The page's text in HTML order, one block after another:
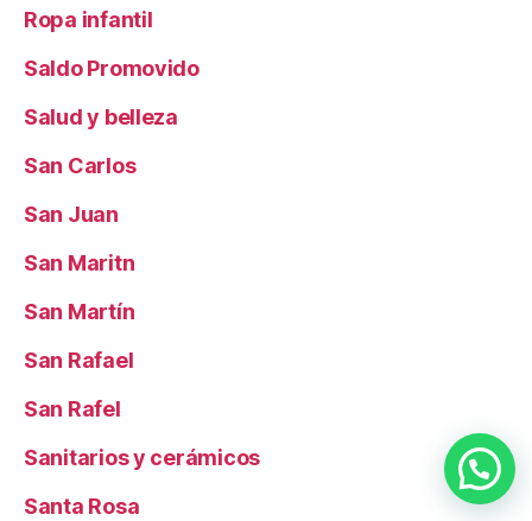
Ropa infantil
Saldo Promovido
Salud y belleza
San Carlos
San Juan
San Maritn
San Martín
San Rafael
San Rafel
Sanitarios y cerámicos
Santa Rosa